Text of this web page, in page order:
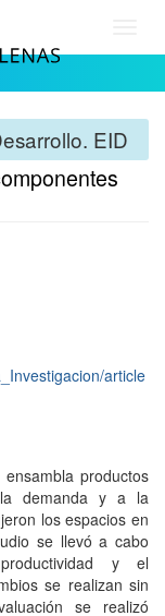
EID
article
productos
demanda y a la
los espacios en
se llevó a cabo
y el
se realizan sin
se realizó